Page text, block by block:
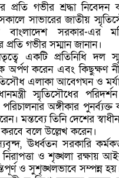
প্রতি গভীর শ্রদ্ধা নিবেদন
সাভারের জাতীয়
সরকার-এর
গভীর সম্মান জানান।
একটি প্রতিনিধি দল
অর্পণ করেন এবং কিছুক্ষণ
এলাকা আবেগঘন ও
স্মৃতিসৌধের
অঙ্গীকার
মন্তব্যে তিনি দেশের
বলে উল্লেখ করেন।
ঊর্ধ্বতন সরকারি
নিরাপত্তা ও শৃঙ্খলা রক্ষায়
ও সুশৃঙ্খলভাবে সম্পন্ন